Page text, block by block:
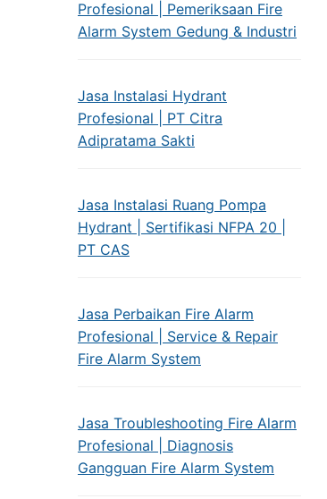
Profesional | Pemeriksaan Fire
Alarm System Gedung & Industri
Jasa Instalasi Hydrant
Profesional | PT Citra
Adipratama Sakti
Jasa Instalasi Ruang Pompa
Hydrant | Sertifikasi NFPA 20 |
PT CAS
Jasa Perbaikan Fire Alarm
Profesional | Service & Repair
Fire Alarm System
Jasa Troubleshooting Fire Alarm
Profesional | Diagnosis
Gangguan Fire Alarm System